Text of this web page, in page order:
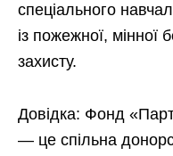
спеціального
із пожежної, мінної
захисту.
Довідка: Фонд
— це спільна